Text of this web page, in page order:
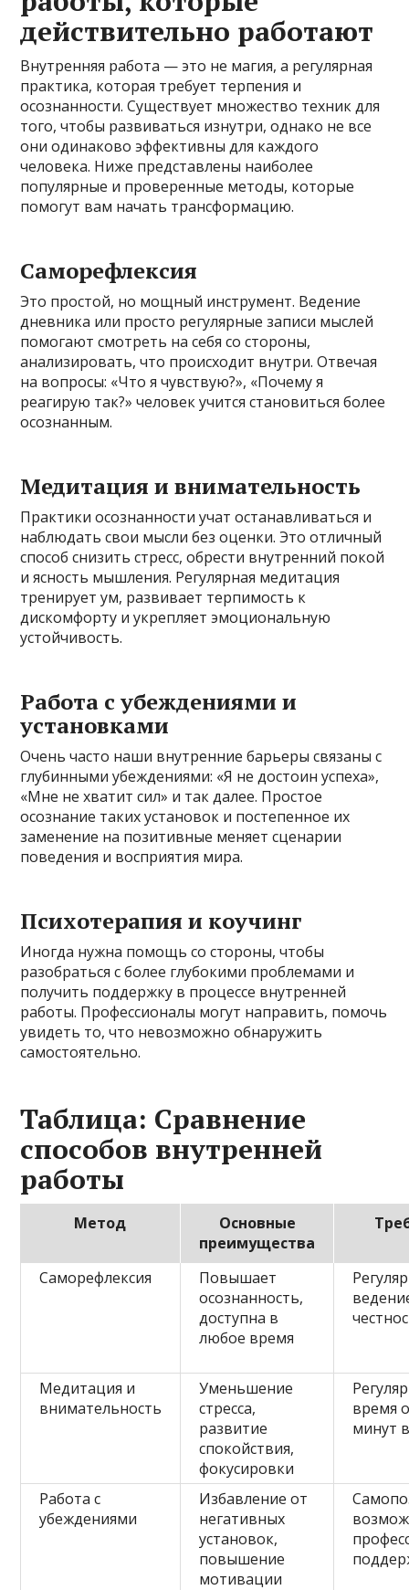
действительно работают
Внутренняя работа — это не магия, а регулярная
практика, которая требует терпения и
осознанности. Существует множество техник для
того, чтобы развиваться изнутри, однако не все
они одинаково эффективны для каждого
человека. Ниже представлены наиболее
популярные и проверенные методы, которые
помогут вам начать трансформацию.
Саморефлексия
Это простой, но мощный инструмент. Ведение
дневника или просто регулярные записи мыслей
помогают смотреть на себя со стороны,
анализировать, что происходит внутри. Отвечая
на вопросы: «Что я чувствую?», «Почему я
реагирую так?» человек учится становиться более
осознанным.
Медитация и внимательность
Практики осознанности учат останавливаться и
наблюдать свои мысли без оценки. Это отличный
способ снизить стресс, обрести внутренний покой
и ясность мышления. Регулярная медитация
тренирует ум, развивает терпимость к
дискомфорту и укрепляет эмоциональную
устойчивость.
Работа с убеждениями и
установками
Очень часто наши внутренние барьеры связаны с
глубинными убеждениями: «Я не достоин успеха»,
«Мне не хватит сил» и так далее. Простое
осознание таких установок и постепенное их
заменение на позитивные меняет сценарии
поведения и восприятия мира.
Психотерапия и коучинг
Иногда нужна помощь со стороны, чтобы
разобраться с более глубокими проблемами и
получить поддержку в процессе внутренней
работы. Профессионалы могут направить, помочь
увидеть то, что невозможно обнаружить
самостоятельно.
Таблица: Сравнение
способов внутренней
работы
Метод
Основные
преимущества
Саморефлексия
Повышает
осознанность,
доступна в
любое время
Медитация и
внимательность
Уменьшение
стресса,
развитие
спокойствия,
фокусировки
время
минут
Работа с
убеждениями
Избавление от
негативных
установок,
повышение
мотивации